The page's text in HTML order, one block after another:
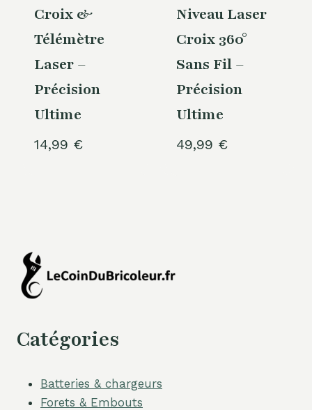
Croix &
Télémètre
Laser –
Précision
Ultime
14,99 €
Niveau Laser
Croix 360°
Sans Fil –
Précision
Ultime
49,99 €
Catégories
Batteries & chargeurs
Forets & Embouts